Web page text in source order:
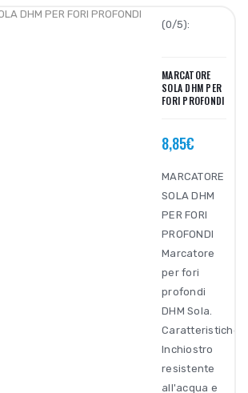
(0/5):
MARCATORE
SOLA DHM PER
FORI PROFONDI
8,85€
MARCATORE
SOLA DHM
PER FORI
PROFONDI
Marcatore
per fori
profondi
DHM Sola.
Caratteristiche:
Inchiostro
resistente
all'acqua e